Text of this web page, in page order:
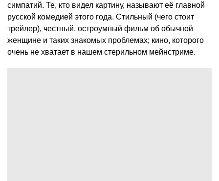
симпатий. Те, кто видел картину, называют её главной
русской комедией этого года. Стильный (чего стоит
трейлер), честный, остроумный фильм об обычной
женщине и таких знакомых проблемах; кино, которого
очень не хватает в нашем стерильном мейнстриме.